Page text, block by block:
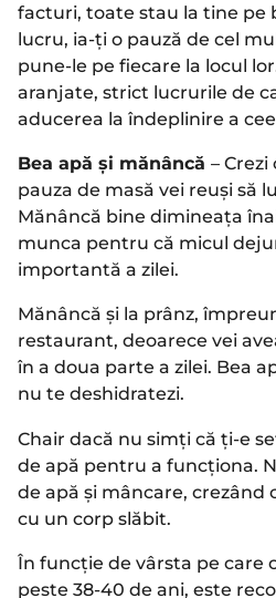
facturi, toate stau la tine pe
lucru, ia-ți o pauză de cel
pune-le pe fiecare la locul
aranjate, strict lucrurile de
aducerea la îndeplinire a
Bea apă și mănâncă –
pauza de masă vei reuși să
Mănâncă bine dimineața
munca pentru că micul
importantă a zilei.
Mănâncă și la prânz,
restaurant, deoarece vei
în a doua parte a zilei. Bea
nu te deshidratezi.
Chair dacă nu simți că ți-e
de apă pentru a funcționa.
de apă și mâncare, crezând
cu un corp slăbit.
În funcție de vârsta pe care
peste 38-40 de ani, este